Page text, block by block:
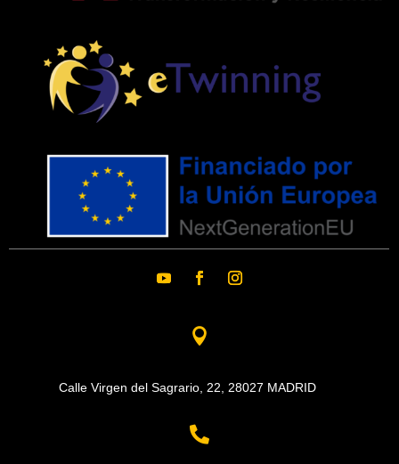

Calle Virgen del Sagrario, 22, 28027 MADRID
